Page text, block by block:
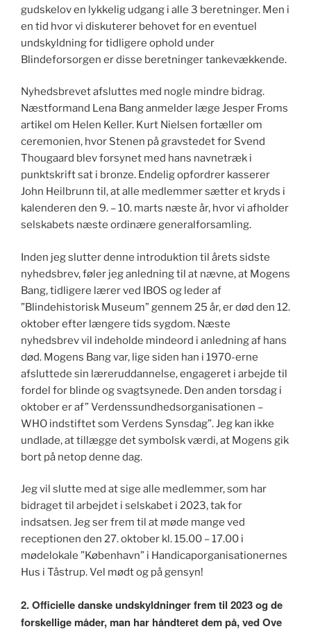
gudskelov en lykkelig udgang i alle 3 beretninger. Men i
en tid hvor vi diskuterer behovet for en eventuel
undskyldning for tidligere ophold under
Blindeforsorgen er disse beretninger tankevækkende.
Nyhedsbrevet afsluttes med nogle mindre bidrag.
Næstformand Lena Bang anmelder læge Jesper Froms
artikel om Helen Keller. Kurt Nielsen fortæller om
ceremonien, hvor Stenen på gravstedet for Svend
Thougaard blev forsynet med hans navnetræk i
punktskrift sat i bronze. Endelig opfordrer kasserer
John Heilbrunn til, at alle medlemmer sætter et kryds i
kalenderen den 9. – 10. marts næste år, hvor vi afholder
selskabets næste ordinære generalforsamling.
Inden jeg slutter denne introduktion til årets sidste
nyhedsbrev, føler jeg anledning til at nævne, at Mogens
Bang, tidligere lærer ved IBOS og leder af
”Blindehistorisk Museum” gennem 25 år, er død den 12.
oktober efter længere tids sygdom. Næste
nyhedsbrev vil indeholde mindeord i anledning af hans
død. Mogens Bang var, lige siden han i 1970-erne
afsluttede sin læreruddannelse, engageret i arbejde til
fordel for blinde og svagtsynede. Den anden torsdag i
oktober er af” Verdenssundhedsorganisationen –
WHO indstiftet som Verdens Synsdag”. Jeg kan ikke
undlade, at tillægge det symbolsk værdi, at Mogens gik
bort på netop denne dag.
Jeg vil slutte med at sige alle medlemmer, som har
bidraget til arbejdet i selskabet i 2023, tak for
indsatsen. Jeg ser frem til at møde mange ved
receptionen den 27. oktober kl. 15.00 – 17.00 i
mødelokale ”København” i Handicaporganisationernes
Hus i Tåstrup. Vel mødt og på gensyn!
2. Officielle danske undskyldninger frem til 2023 og de
forskellige måder, man har håndteret dem på, ved Ove